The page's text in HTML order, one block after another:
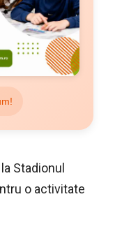
Stadionul
o activitate